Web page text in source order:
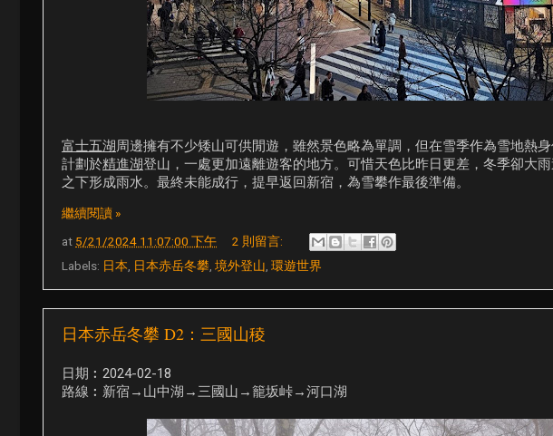
富士五湖周邊擁有不少矮山可供閒遊，雖然景色略為單調，但在雪季作為雪地熱
計劃於精進湖登山，一處更加遠離遊客的地方。可惜天色比昨日更差，冬季卻大
之下形成雨水。最終未能成行，提早返回新宿，為雪攀作最後準備。
繼續閱讀 »
at 5/21/2024 11:07:00 下午
2 則留言:
Labels: 日本, 日本赤岳冬攀, 境外登山, 環遊世界
日本赤岳冬攀 D2：三國山稜
日期︰2024-02-18
路線︰新宿→山中湖→三國山→籠坂峠→河口湖